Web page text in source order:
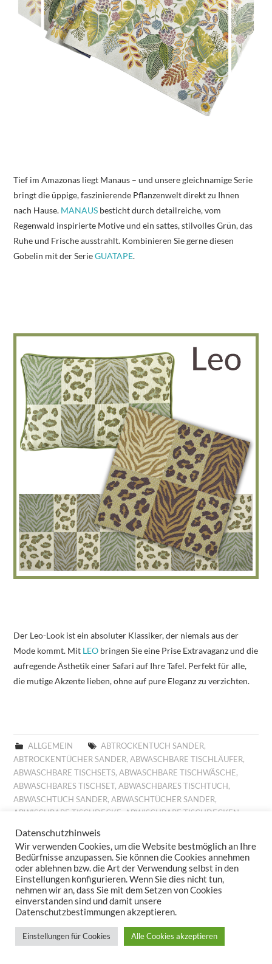
Tief im Amazonas liegt Manaus – und unsere gleichnamige Serie
bringt die üppige, faszinierende Pflanzenwelt direkt zu Ihnen
nach Hause. MANAUS besticht durch detailreiche, vom
Regenwald inspirierte Motive und ein sattes, stilvolles Grün, das
Ruhe und Frische ausstrahlt. Kombinieren Sie gerne diesen
Gobelin mit der SerieGUATAPE.
Der Leo-Look ist ein absoluter Klassiker, der niemals aus der
Mode kommt. Mit LEO bringen Sie eine Prise Extravaganz und die
aufregende Ästhetik einer Safari auf Ihre Tafel. Perfekt für alle,
die mutige Akzente lieben, ohne auf pure Eleganz zu verzichten.
ALLGEMEIN ABTROCKENTUCH SANDER,
ABTROCKENTÜCHER SANDER,ABWASCHBARE TISCHLÄUFER,
ABWASCHBARE TISCHSETS,ABWASCHBARE TISCHWÄSCHE,
ABWASCHBARES TISCHSET,ABWASCHBARES TISCHTUCH,
ABWASCHTUCH SANDER,ABWASCHTÜCHER SANDER,
ABWISCHBARE TISCHDECKE
ABWISCHBARE TISCHDECKEN
ABWISCHBARES TISCHTUCH
ALLROUND BASKET GOBELIN , AUFLEGER GOBELIN,BESTICKTE
WOLLKISSEN,BESTICKTES WOLLKISSEN,BILLIGE KISSEN,
BILLIGE TISCHDECKE,BILLIGE TISCHLÄUFER, BILLIGE
TISCHWÄSCHE,BILLIGES TISCHTUCH,BROTKORB FRÜHLING
BROTKORB HERBST,BROTKORB SANDER
DIGITALDRUCK FRÜHLING
TISCHDECKE,FESTLICHE TISCHDECKEN,FESTLICHE
TISCHTÜCHER,FESTLICHES TISCHTUCH,
Datenschutzhinweis
Wir verwenden Cookies, um die Website bestmöglich an Ihre
Bedürfnisse anzupassen. Sie können die Cookies annehmen
oder ablehnen bzw. die Art der Verwendung selbst in den
Einstellungen konfigurieren. Wenn Sie dies nicht tun,
nehmen wir an, dass Sie mit dem Setzen von Cookies
einverstanden sind und damit unsere
Datenschutzbestimmungen akzeptieren.
Einstellungen für Cookies Alle Cookies akzeptieren